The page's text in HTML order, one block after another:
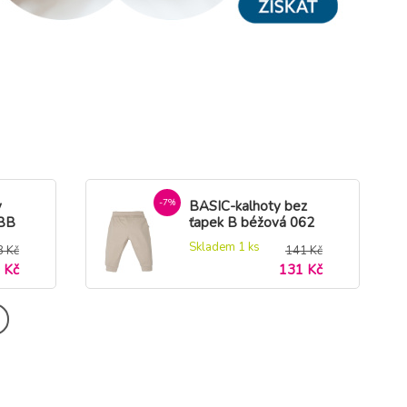
Kč
-7%
BASIC-kalhoty bez
ťapek B béžová 062
Skladem 1 ks 141 Kč
131 Kč